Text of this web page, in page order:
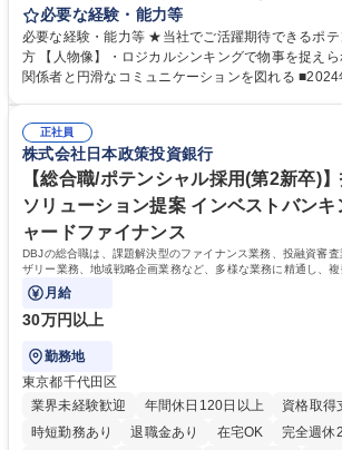
す。 【業務内容の一例】■所属事業部の勤労業務 ■
務 ■営業部門の企画スタッフ、ルート営業 【キャリアパス】入社後の配属
ポジションで一定期間ご活躍頂いた後、本人の適性
鑑みてジョブローテーションを行います。 【育成】
表するインフラ企業 #ポテンシャル採用
必要な経験・能力等
必要な経験・能力等 ★当社でご活躍期待できるポ
方 【人物像】・ロジカルシンキングで物事を捉え
関係者と円滑なコミュニケーションを図れる ■2024年度から2026年度ま
72.html ■エネルギーセキュリティの不安定化や気候
甚大化など、これまで以上に社会課題解決の重要性
「未来の日常」の創造に向けて持続可能な社会の実
す。 学歴・資格 学歴：大学院 大学 語学力： 資格：
正社員
株式会社日本政策投資銀行
【総合職/ポテンシャル採用(第2新卒)
ソリューション提案 インベストバン
ャードファイナンス
DBJの総合職は、課題解決型のファイナンス業務、投融資審
ザリー業務、地域戦略企画業務など、多様な業務に精通し、複
広く社会に貢献していく職種です。
月給
30万円以上
勤務地
東京都千代田区
業界未経験歓迎
年間休日120日以上 資格取得
時短勤務あり
退職金あり 在宅OK 完全週休